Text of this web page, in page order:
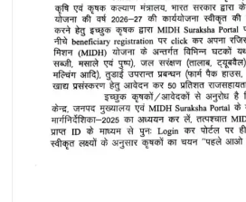
में
नहीं
लगता?
या
स्कूल
जाने
से
लगता
है